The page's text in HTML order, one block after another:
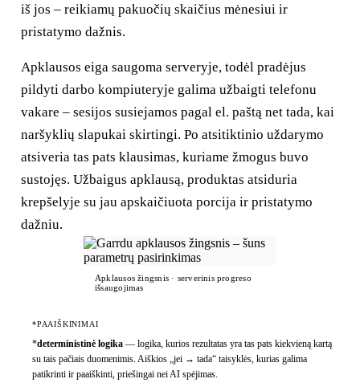
iš jos – reikiamų pakuočių skaičius mėnesiui ir
pristatymo dažnis.
Apklausos eiga saugoma serveryje, todėl pradėjus
pildyti darbo kompiuteryje galima užbaigti telefonu
vakare – sesijos susiejamos pagal el. paštą net tada, kai
naršyklių slapukai skirtingi. Po atsitiktinio uždarymo
atsiveria tas pats klausimas, kuriame žmogus buvo
sustojęs. Užbaigus apklausą, produktas atsiduria
krepšelyje su jau apskaičiuota porcija ir pristatymo
dažniu.
Apklausos žingsnis · serverinis progreso
išsaugojimas
*PAAIŠKINIMAI
*deterministinė logika— logika, kurios rezultatas yra tas pats kiekvieną kartą
su tais pačiais duomenimis. Aiškios „jei → tada“ taisyklės, kurias galima
patikrinti ir paaiškinti, priešingai nei AI spėjimas.